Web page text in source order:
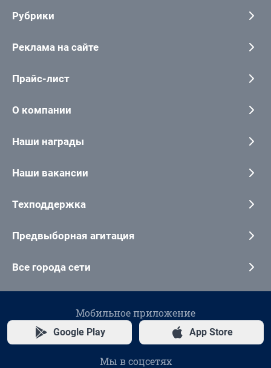
Рубрики
Реклама на сайте
Прайс-лист
О компании
Наши награды
Наши вакансии
Техподдержка
Предвыборная агитация
Все города сети
Мобильное приложение
Google Play App Store
Мы в соцсетях